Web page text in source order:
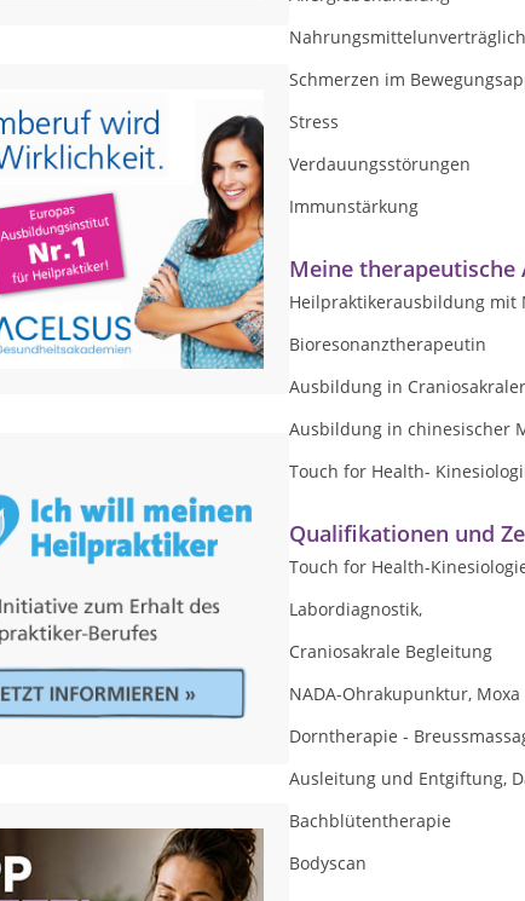
Schmerzen im
Stress
Verdauungsstörungen
Immunstärkung
Meine therapeutische
Heilpraktikerausbildung mit
Bioresonanztherapeutin
Ausbildung in
Ausbildung in chinesischer
Touch for Health-
Qualifikationen und
Touch for Health-
Labordiagnostik,
Craniosakrale Begleitung
NADA-Ohrakupunktur, Moxa
Dorntherapie -
Ausleitung und Entgiftung,
Bachblütentherapie
Bodyscan